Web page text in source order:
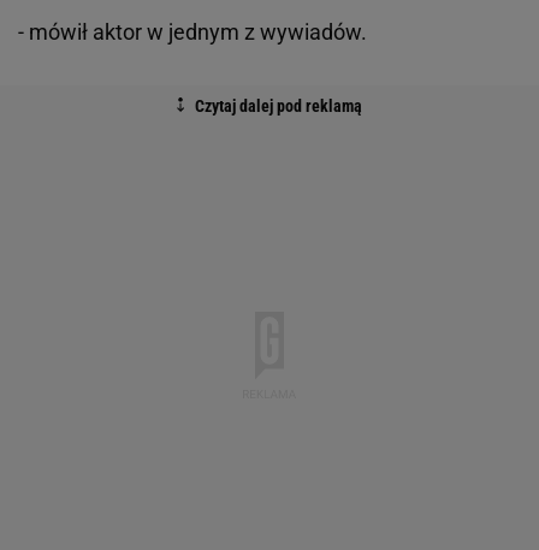
- mówił aktor w jednym z wywiadów.